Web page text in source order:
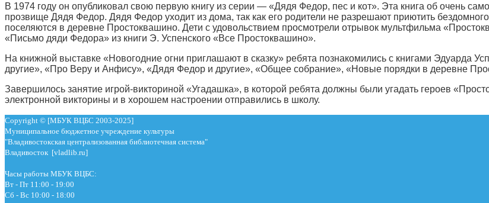
В 1974 году он опубликовал свою первую книгу из серии — «Дядя Федор, пес и кот». Эта книга об очень
прозвище Дядя Федор. Дядя Федор уходит из дома, так как его родители не разрешают приютить
поселяются в деревне Простоквашино. Дети с удовольствием просмотрели отрывок мультфильма
«Письмо дяди Федора» из книги Э. Успенского «Все Простоквашино».
На книжной выставке «Новогодние огни приглашают в сказку» ребята познакомились с книгами Эдуарда
другие», «Про Веру и Анфису», «Дядя Федор и другие», «Общее собрание», «Новые порядки в деревне
Завершилось занятие игрой-викториной «Угадашка», в которой ребята должны были угадать героев
электронной викторины и в хорошем настроении отправились в школу.
Copyright © [МБУК ВЦБС 2003-2025]
Муниципальное бюджетное учреждение культуры
"Владивостокская централизованная библиотечная система"
Владивосток [vladlib.ru]
Часы работы МБУК ВЦБС:
Вт - Пт 11:00 - 19:00
Сб - Вс 10:00 - 18:00